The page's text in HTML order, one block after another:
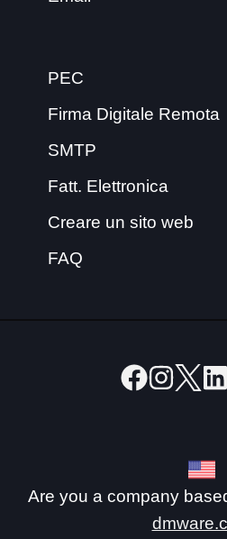
PEC
Firma Digitale Remota
SMTP
Fatt. Elettronica
Creare un sito web
FAQ
Are you a company